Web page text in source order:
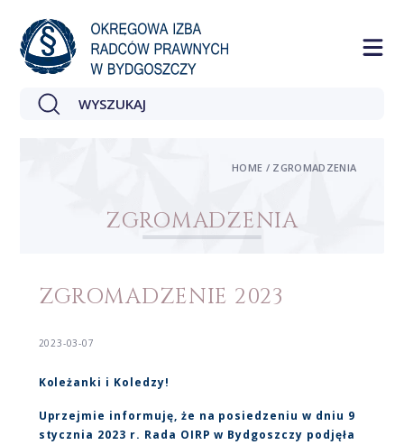
ZGROMADZENIA
HOME / ZGROMADZENIA
ZGROMADZENIE 2023
2023-03-07
Koleżanki i Koledzy!
Uprzejmie informuję, że na posiedzeniu w dniu 9
stycznia 2023 r. Rada OIRP w Bydgoszczy podjęła